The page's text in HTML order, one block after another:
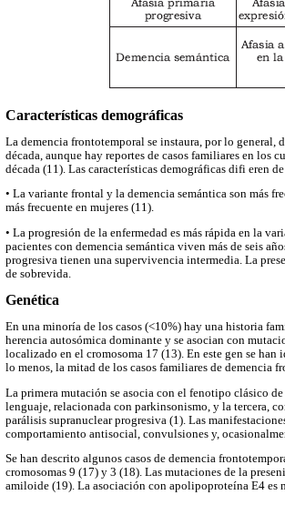
Características demográficas
La demencia frontotemporal se instaura, por lo general,
década, aunque hay reportes de casos familiares en los
década (11). Las características demográficas difi eren
• La variante frontal y la demencia semántica son más
más frecuente en mujeres (11).
• La progresión de la enfermedad es más rápida en la
pacientes con demencia semántica viven más de seis
progresiva tienen una supervivencia intermedia. La
de sobrevida.
Genética
En una minoría de los casos (<10%) hay una historia
herencia autosómica dominante y se asocian con
localizado en el cromosoma 17 (13). En este gen se
lo menos, la mitad de los casos familiares de
La primera mutación se asocia con el fenotipo clásico
lenguaje, relacionada con parkinsonismo, y la tercera,
parálisis supranuclear progresiva (1). Las
comportamiento antisocial, convulsiones y,
Se han descrito algunos casos de demencia
cromosomas 9 (17) y 3 (18). Las mutaciones de la
amiloide (19). La asociación con apolipoproteína E4 es